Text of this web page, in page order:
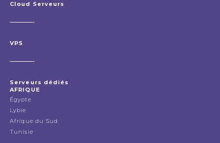
Cloud Serveurs
VPS
Serveurs dédiés
AFRIQUE
Égypte
Lybie
Afrique du Sud
Tunisie